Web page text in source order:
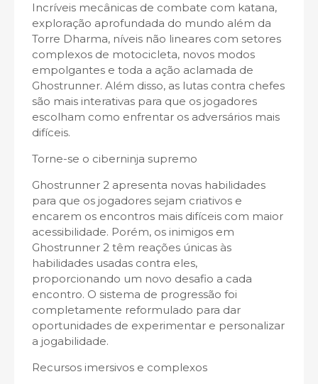
Incríveis mecânicas de combate com katana,
exploração aprofundada do mundo além da
Torre Dharma, níveis não lineares com setores
complexos de motocicleta, novos modos
empolgantes e toda a ação aclamada de
Ghostrunner. Além disso, as lutas contra chefes
são mais interativas para que os jogadores
escolham como enfrentar os adversários mais
difíceis.
Torne-se o ciberninja supremo
Ghostrunner 2 apresenta novas habilidades
para que os jogadores sejam criativos e
encarem os encontros mais difíceis com maior
acessibilidade. Porém, os inimigos em
Ghostrunner 2 têm reações únicas às
habilidades usadas contra eles,
proporcionando um novo desafio a cada
encontro. O sistema de progressão foi
completamente reformulado para dar
oportunidades de experimentar e personalizar
a jogabilidade.
Recursos imersivos e complexos